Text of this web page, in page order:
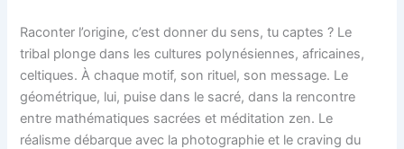
Raconter l’origine, c’est donner du sens, tu captes ? Le
tribal plonge dans les cultures polynésiennes, africaines,
celtiques. À chaque motif, son rituel, son message. Le
géométrique, lui, puise dans le sacré, dans la rencontre
entre mathématiques sacrées et méditation zen. Le
réalisme débarque avec la photographie et le craving du